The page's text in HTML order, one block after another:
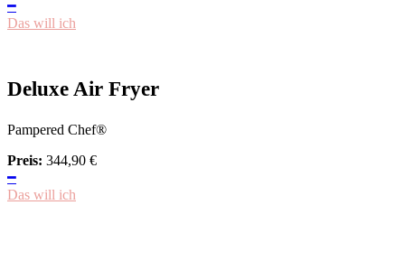
━
Das will ich
Deluxe Air Fryer
Pampered Chef®
Preis: 344,90 €
━
Das will ich